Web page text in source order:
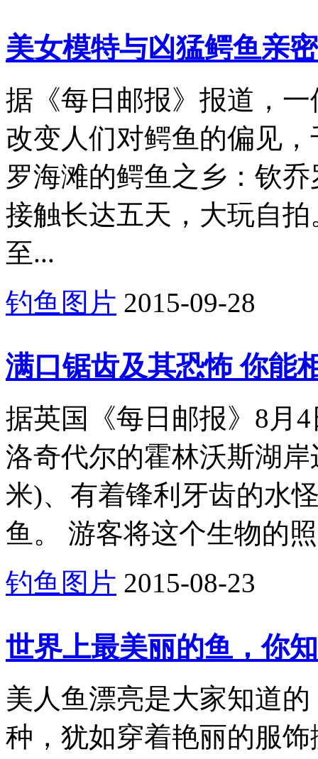
美女模特与凶猛鳄鱼亲
据《每日邮报》报道，
改变人们对鳄鱼的偏见
罗海滩的鳄鱼之乡：钦
接触长达五天，大玩自
至...
钓鱼图片 2015-09-28
满口锯齿及其恐怖 你能
据英国《每日邮报》8月
洛奇代尔的霍林沃斯湖
米)、有着锋利牙齿的水
鱼。 游客将这个生物的
钓鱼图片 2015-08-23
世界上最美丽的鱼，你
美人鱼漂亮是大家知道
种，犹如穿着艳丽的服